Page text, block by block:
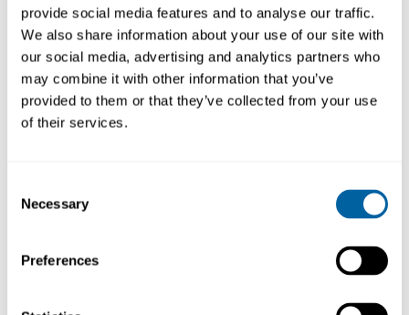
provide social media features and to analyse our traffic.
We also share information about your use of our site with
our social media, advertising and analytics partners who
may combine it with other information that you’ve
provided to them or that they’ve collected from your use
of their services.
Selection
Necessary
Preferences